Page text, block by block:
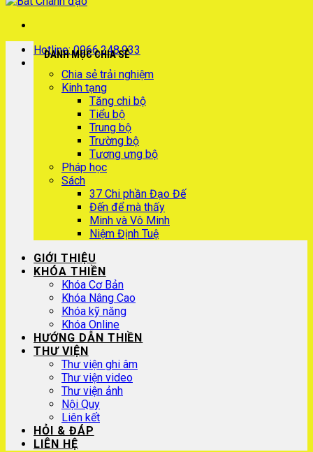
Hotline: 0966.248.933
DANH MỤC CHIA SẺ
Chia sẻ trải nghiệm
Kinh tạng
Tăng chi bộ
Tiểu bộ
Trung bộ
Trường bộ
Tương ưng bộ
Pháp học
Sách
37 Chi phần Đạo Đế
Đến để mà thấy
Minh và Vô Minh
Niệm Định Tuệ
GIỚI THIỆU
KHÓA THIỀN
Khóa Cơ Bản
Khóa Nâng Cao
Khóa kỹ năng
Khóa Online
HƯỚNG DẪN THIỀN
THƯ VIỆN
Thư viện ghi âm
Thư viện video
Thư viện ảnh
Nội Quy
Liên kết
HỎI & ĐÁP
LIÊN HỆ